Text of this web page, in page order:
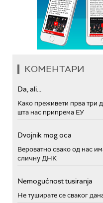
КОМЕНТАРИ
Da, ali...
Како преживети прва три
шта нас припрема ЕУ
Dvojnik mog oca
Вероватно свако од нас
сличну ДНК
Nemogućnost tusiranja
Не туширате се сваког